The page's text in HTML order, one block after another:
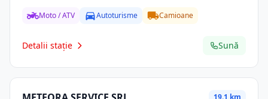
Moto / ATV Autoturisme Camioane
Detalii stație Sună
19.1 km